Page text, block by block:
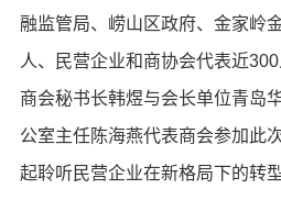
融监管局、崂山区政府、金家岭
人、民营企业和商协会代表近
商会秘书长韩煜与会长单位青岛
公室主任陈海燕代表商会参加此
起聆听民营企业在新格局下的转